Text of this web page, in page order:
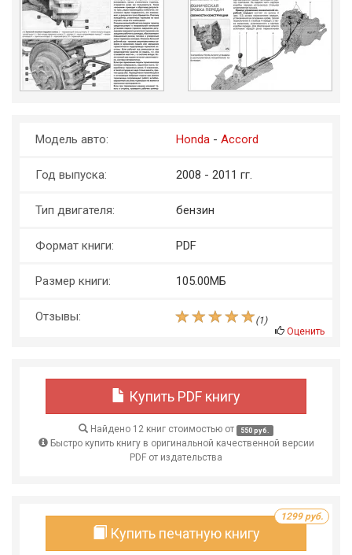
Модель авто: Honda - Accord
Год выпуска: 2008 - 2011 гг.
Тип двигателя: бензин
Формат книги: PDF
Размер книги: 105.00МБ
Отзывы: (1)
Оценить
Купить PDF книгу
Найдено 12 книг стоимостью от 550 руб.
Быстро купить книгу в оригинальной качественной версии
PDF от издательства
Купить печатную книгу
1299 руб.